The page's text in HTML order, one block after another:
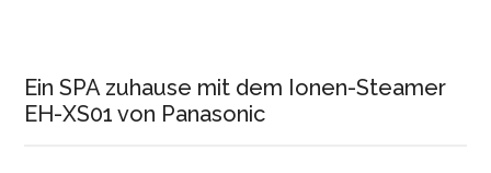
Ein SPA zuhause mit dem Ionen-Steamer
EH-XS01 von Panasonic